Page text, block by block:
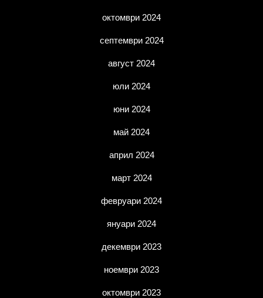
октомври 2024
септември 2024
август 2024
юли 2024
юни 2024
май 2024
април 2024
март 2024
февруари 2024
януари 2024
декември 2023
ноември 2023
октомври 2023